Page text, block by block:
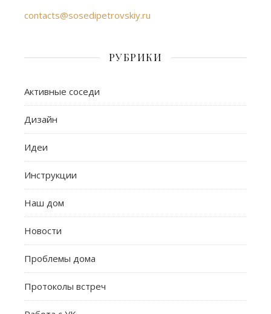
contacts@sosedipetrovskiy.ru
РУБРИКИ
Активные соседи
Дизайн
Идеи
Инструкции
Наш дом
Новости
Проблемы дома
Протоколы встреч